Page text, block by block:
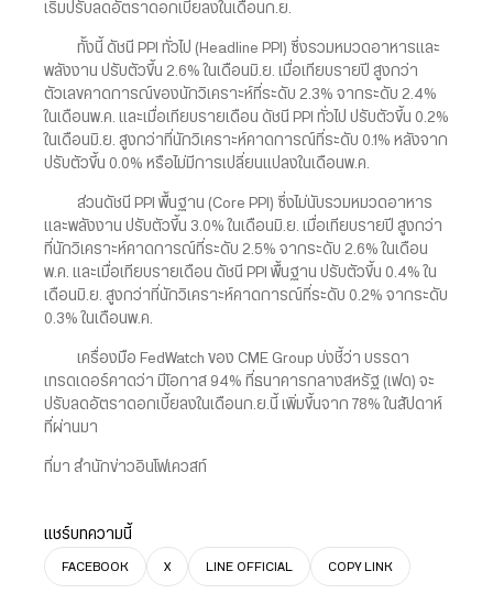
เริ่มปรับลดอัตราดอกเบี้ยลงในเดือนก.ย.
ทั้งนี้ ดัชนี PPI ทั่วไป (Headline PPI) ซึ่งรวมหมวดอาหารและ
พลังงาน ปรับตัวขึ้น 2.6% ในเดือนมิ.ย. เมื่อเทียบรายปี สูงกว่า
ตัวเลขคาดการณ์ของนักวิเคราะห์ที่ระดับ 2.3% จากระดับ 2.4%
ในเดือนพ.ค. และเมื่อเทียบรายเดือน ดัชนี PPI ทั่วไป ปรับตัวขึ้น 0.2%
ในเดือนมิ.ย. สูงกว่าที่นักวิเคราะห์คาดการณ์ที่ระดับ 0.1% หลังจาก
ปรับตัวขึ้น 0.0% หรือไม่มีการเปลี่ยนแปลงในเดือนพ.ค.
ส่วนดัชนี PPI พื้นฐาน (Core PPI) ซึ่งไม่นับรวมหมวดอาหาร
และพลังงาน ปรับตัวขึ้น 3.0% ในเดือนมิ.ย. เมื่อเทียบรายปี สูงกว่า
ที่นักวิเคราะห์คาดการณ์ที่ระดับ 2.5% จากระดับ 2.6% ในเดือน
พ.ค. และเมื่อเทียบรายเดือน ดัชนี PPI พื้นฐาน ปรับตัวขึ้น 0.4% ใน
เดือนมิ.ย. สูงกว่าที่นักวิเคราะห์คาดการณ์ที่ระดับ 0.2% จากระดับ
0.3% ในเดือนพ.ค.
เครื่องมือ FedWatch ของ CME Group บ่งชี้ว่า บรรดา
เทรดเดอร์คาดว่า มีโอกาส 94% ที่ธนาคารกลางสหรัฐ (เฟด) จะ
ปรับลดอัตราดอกเบี้ยลงในเดือนก.ย.นี้ เพิ่มขึ้นจาก 78% ในสัปดาห์
ที่ผ่านมา
ที่มา สำนักข่าวอินโฟเควสท์
แชร์บทความนี้
FACEBOOK X LINE OFFICIAL COPY LINK